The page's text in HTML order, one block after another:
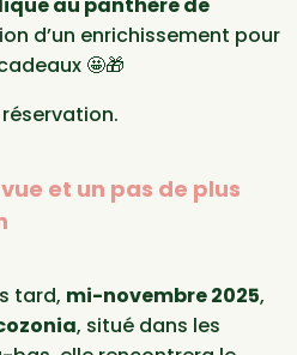
au panthère de
d’un enrichissement pour
🤩🎁
et un pas de plus
tard, mi-novembre 2025,
, situé dans les